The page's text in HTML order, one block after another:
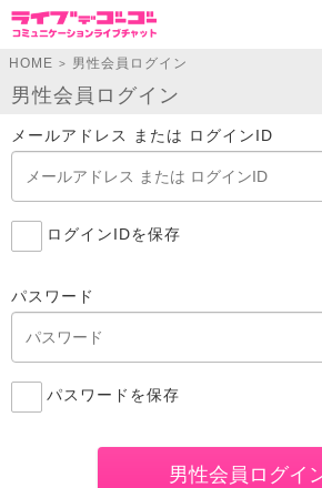
HOME > 男性会員ログイン
男性会員ログイン
メールアドレス または ログインID
ログインIDを保存
パスワード
パスワードを保存